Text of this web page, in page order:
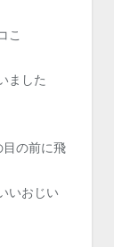
こ
ました
の前に飛
いおじい